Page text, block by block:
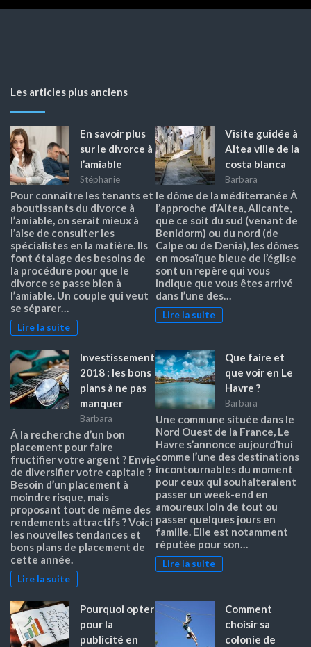
Les articles plus anciens
En savoir plus
sur le divorce à
l’amiable
Stéphanie
Pour connaître les tenants et
aboutissants du divorce à
l’amiable, on serait mieux à
l’aise de consulter les
spécialistes en la matière. Ils
font étalage des besoins de
la procédure pour que le
divorce se passe bien à
l’amiable. Un couple qui veut
se séparer…
Lire la suite
Visite guidée à
Altea ville de la
costa blanca
Barbara
le dôme de la méditerranée À
l’approche d’Altea, Alicante,
que ce soit du sud (venant de
Benidorm) ou du nord (de
Calpe ou de Denia), les dômes
en mosaïque bleue de l’église
sont un repère qui vous
indique que vous êtes arrivé
dans l’une des…
Lire la suite
Investissement
2018 : les bons
plans à ne pas
manquer
Barbara
À la recherche d’un bon
placement pour faire
fructifier votre argent ? Envie
de diversifier votre capitale ?
Besoin d’un placement à
moindre risque, mais
proposant tout de même des
rendements attractifs ? Voici
les nouvelles tendances et
bons plans de placement de
cette année.
Lire la suite
Que faire et
que voir en Le
Havre ?
Barbara
Une commune située dans le
Nord Ouest de la France, Le
Havre s’annonce aujourd’hui
comme l’une des destinations
incontournables du moment
pour ceux qui souhaiteraient
passer un week-end en
amoureux loin de tout ou
passer quelques jours en
famille. Elle est notamment
réputée pour son…
Lire la suite
Pourquoi opter
pour la
publicité en
Comment
choisir sa
colonie de